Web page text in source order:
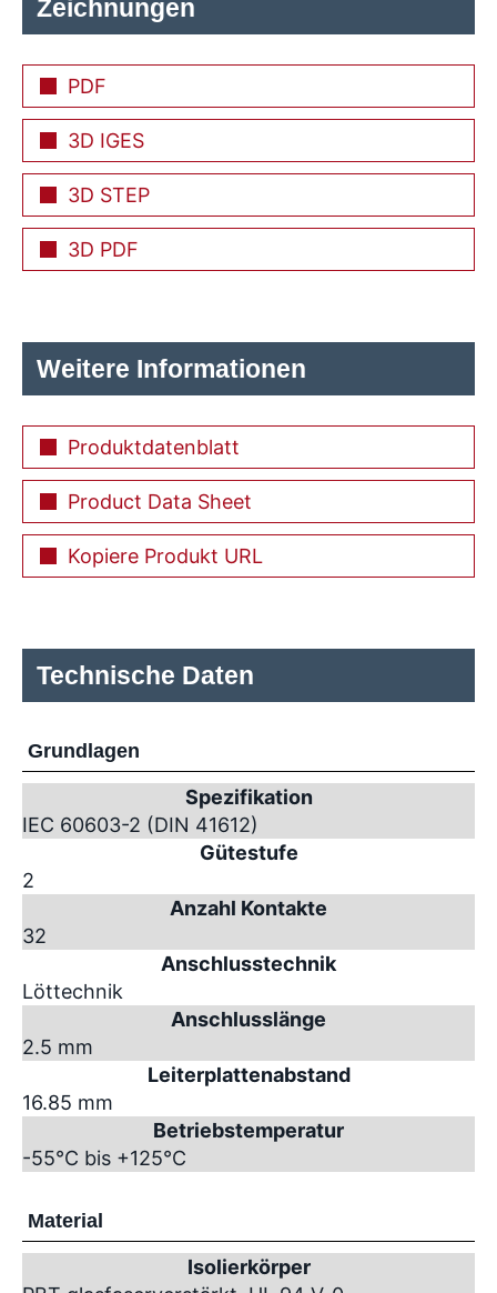
Zeichnungen
PDF
3D IGES
3D STEP
3D PDF
Weitere Informationen
Produktdatenblatt
Product Data Sheet
Kopiere Produkt URL
Technische Daten
Grundlagen
Spezifikation
IEC 60603-2 (DIN 41612)
Gütestufe
2
Anzahl Kontakte
32
Anschlusstechnik
Löttechnik
Anschlusslänge
2.5 mm
Leiterplattenabstand
16.85 mm
Betriebstemperatur
-55°C bis +125°C
Material
Isolierkörper